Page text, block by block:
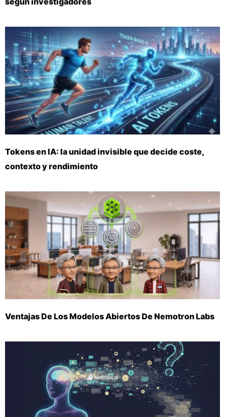
Tokens en IA: la unidad invisible que decide coste,
contexto y rendimiento
Ventajas De Los Modelos Abiertos De Nemotron Labs